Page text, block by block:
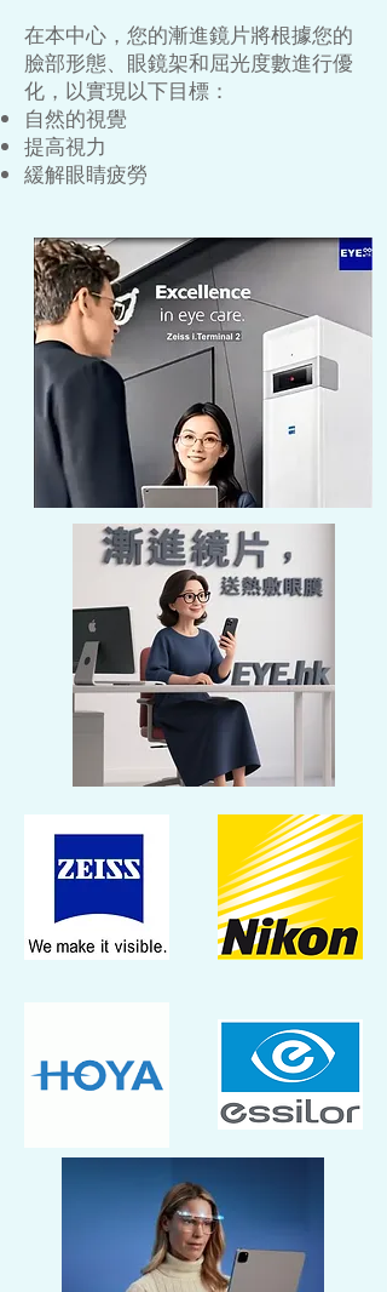
在本中心，您的漸進鏡片將根據您的
臉部形態、眼鏡架和屈光度數進行優
化，以實現以下目標：
自然的視覺
提高視力
緩解眼睛疲勞